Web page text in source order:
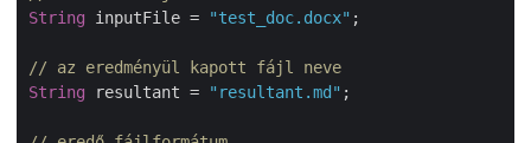
String inputFile = "test_doc.docx" ;
// az eredményül kapott fájl neve
String resultant = "resultant.md" ;